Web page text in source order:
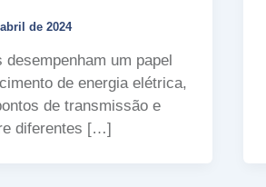
de 2024
um papel
de energia elétrica,
de transmissão e
diferentes […]